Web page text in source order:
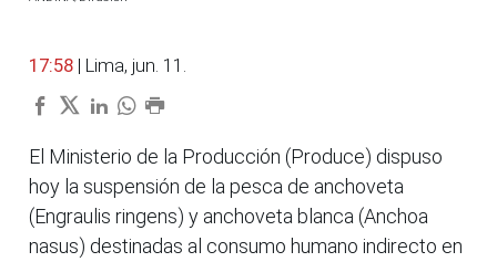
17:58 | Lima, jun. 11.
El Ministerio de la Producción (Produce) dispuso
hoy la suspensión de la pesca de anchoveta
(Engraulis ringens) y anchoveta blanca (Anchoa
nasus) destinadas al consumo humano indirecto en